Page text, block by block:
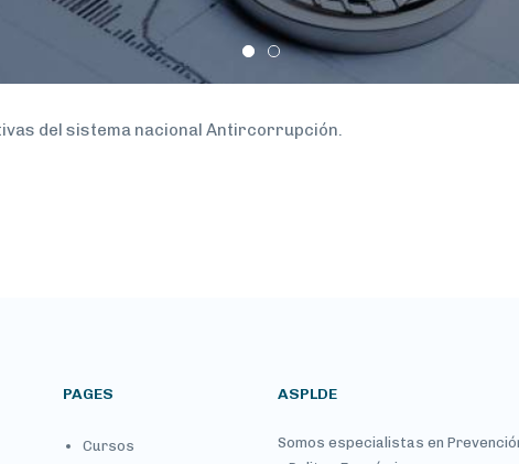
del sistema nacional Antircorrupción.
PAGES
Cursos
ASPLDE
Somos especialistas en